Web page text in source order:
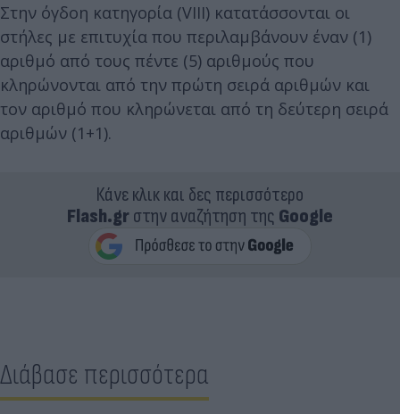
Στην όγδοη κατηγορία (VIII) κατατάσσονται οι
στήλες με επιτυχία που περιλαμβάνουν έναν (1)
αριθμό από τους πέντε (5) αριθμούς που
κληρώνονται από την πρώτη σειρά αριθμών και
τον αριθμό που κληρώνεται από τη δεύτερη σειρά
αριθμών (1+1).
Κάνε κλικ και δες περισσότερο
Flash.grστην αναζήτηση της Google
Διάβασε περισσότερα